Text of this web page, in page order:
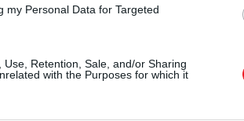
my Personal Data for Targeted
Retention, Sale, and/or Sharing
with the Purposes for which it